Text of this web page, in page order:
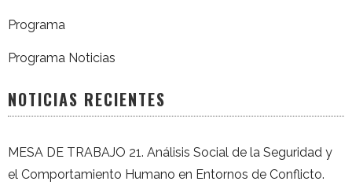
Programa
Programa Noticias
NOTICIAS RECIENTES
MESA DE TRABAJO 21. Análisis Social de la Seguridad y
el Comportamiento Humano en Entornos de Conflicto.